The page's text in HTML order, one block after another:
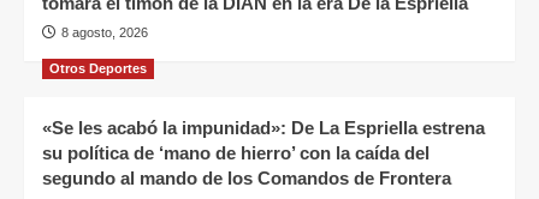
8 agosto, 2026
Otros Deportes
«Se les acabó la impunidad»: De La Espriella estrena
su política de ‘mano de hierro’ con la caída del
segundo al mando de los Comandos de Frontera